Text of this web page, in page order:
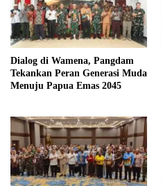
Dialog di Wamena, Pangdam
Tekankan Peran Generasi Muda
Menuju Papua Emas 2045